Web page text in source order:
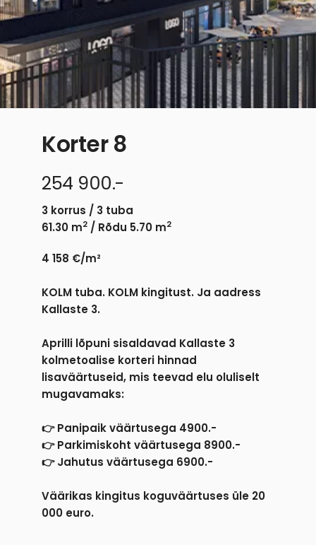
Korter 8
254 900.-
3 korrus / 3 tuba
61.30 m2 / Rõdu 5.70 m2
4 158 €/m²
KOLM tuba. KOLM kingitust. Ja aadress
Kallaste 3.
Aprilli lõpuni sisaldavad Kallaste 3
kolmetoalise korteri hinnad
lisaväärtuseid, mis teevad elu oluliselt
mugavamaks:
👉 Panipaik väärtusega 4900.-
👉 Parkimiskoht väärtusega 8900.-
👉 Jahutus väärtusega 6900.-
Väärikas kingitus koguväärtuses üle 20
000 euro.